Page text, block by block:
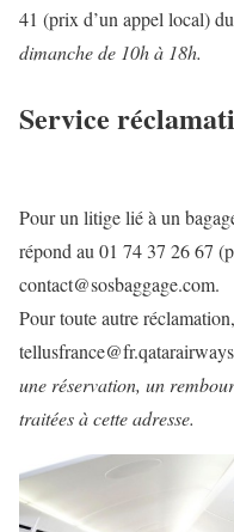
41 (prix d’un appel local) du
dimanche de 10h à 18h.
Service
Pour un litige lié à un
répond au 01 74 37 26 67
contact@sosbaggage.com.
Pour toute autre
une réservation, un
traitées à cette adresse.